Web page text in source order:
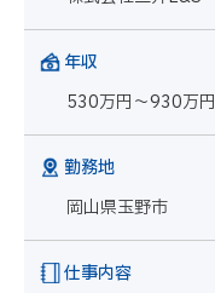
年収
530万円～930万円
勤務地
岡山県玉野市
仕事内容